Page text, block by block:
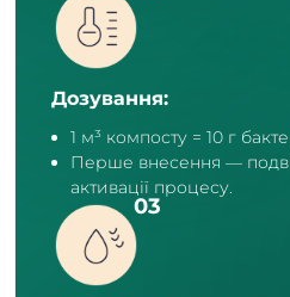
Дозування:
1 м³ компосту = 10 г
Перше внесення —
активації процесу.